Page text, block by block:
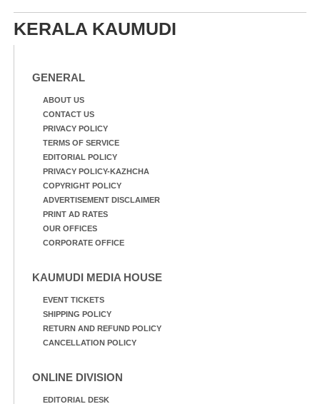
KERALA KAUMUDI
GENERAL
ABOUT US
CONTACT US
PRIVACY POLICY
TERMS OF SERVICE
EDITORIAL POLICY
PRIVACY POLICY-KAZHCHA
COPYRIGHT POLICY
ADVERTISEMENT DISCLAIMER
PRINT AD RATES
OUR OFFICES
CORPORATE OFFICE
KAUMUDI MEDIA HOUSE
EVENT TICKETS
SHIPPING POLICY
RETURN AND REFUND POLICY
CANCELLATION POLICY
ONLINE DIVISION
EDITORIAL DESK